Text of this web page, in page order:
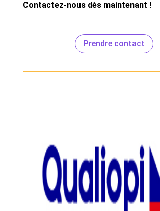
Contactez-nous dès maintenant !
Prendre contact